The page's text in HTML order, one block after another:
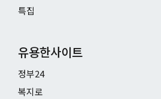
특집
유용한사이트
정부24
복지로